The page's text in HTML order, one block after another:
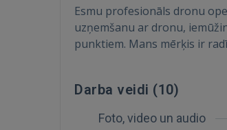
Esmu profesionāls dronu
uzņemšanu ar dronu,
punktiem. Mans mērķis ir
Darba veidi (10)
Foto, video un audio